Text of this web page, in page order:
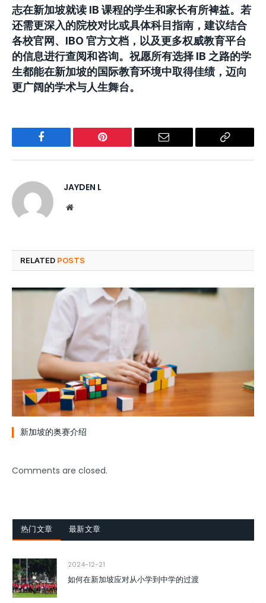
志在新加坡就读 IB 课程的学生和家长有所裨益。若
还需更深入的院校对比或具体科目指南，建议结合
各校官网、IBO 官方文档，以及更多权威教育平台
的信息进行查阅和咨询。祝愿所有选择 IB 之路的学
生都能在新加坡的国际教育环境中取得佳绩，迈向
更广阔的学术与人生舞台。
Facebook Pinterest Email
Copy
JAYDEN L
Website
RELATED POSTS
新加坡的奥赛介绍
Comments are closed.
热门文章 最新文章
2024-12-21
如何在新加坡应对从小学到中学的过渡